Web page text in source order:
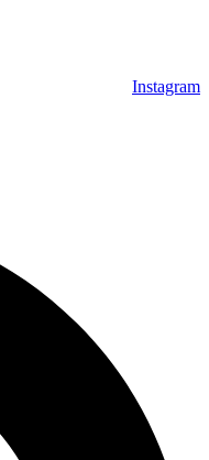
Instagram